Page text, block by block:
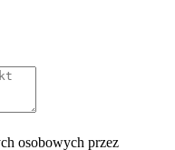
osobowych przez